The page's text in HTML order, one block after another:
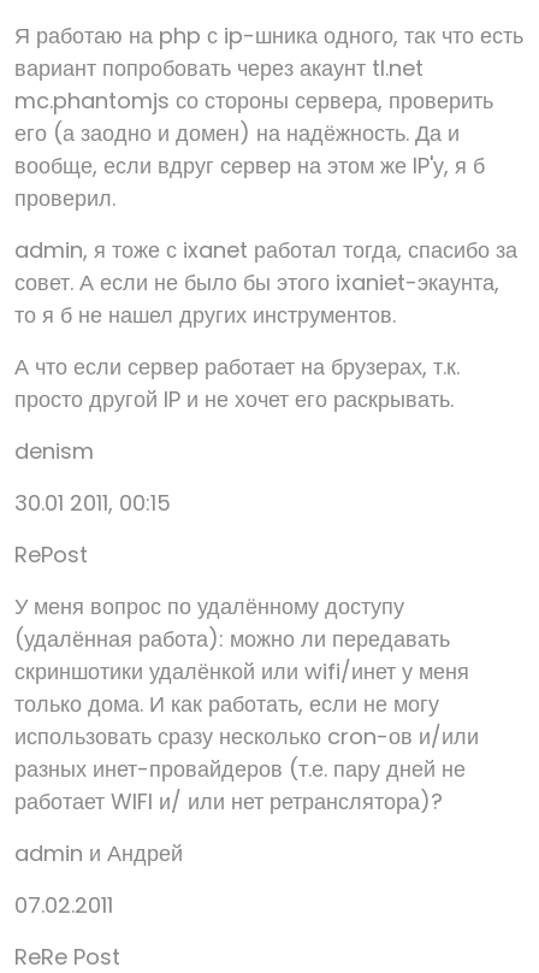
Я работаю на php с ip-шника одного, так что есть
вариант попробовать через акаунт tl.net
mc.phantomjs со стороны сервера, проверить
его (а заодно и домен) на надёжность. Да и
вообще, если вдруг сервер на этом же IP'у, я б
проверил.
admin, я тоже с ixanet работал тогда, спасибо за
совет. А если не было бы этого ixaniet-экаунта,
то я б не нашел других инструментов.
А что если сервер работает на брузерах, т.к.
просто другой IP и не хочет его раскрывать.
denism
30.01 2011, 00:15
RePost
У меня вопрос по удалённому доступу
(удалённая работа): можно ли передавать
скриншотики удалёнкой или wifi/инет у меня
только дома. И как работать, если не могу
использовать сразу несколько cron-ов и/или
разных инет-провайдеров (т.е. пару дней не
работает WIFI и/ или нет ретранслятора)?
admin и Андрей
07.02.2011
ReRe Post